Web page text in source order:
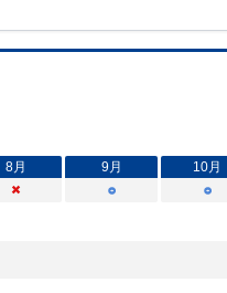
8月 9月 10月
×
○ ○